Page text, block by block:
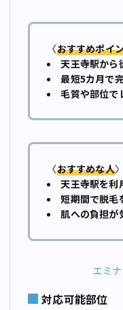
〈おすすめポイ
天王寺駅から
最短5カ月で
毛質や部位で
〈おすすめな人〉
天王寺駅を利
短期間で脱毛
肌への負担が
エミ
対応可能部位